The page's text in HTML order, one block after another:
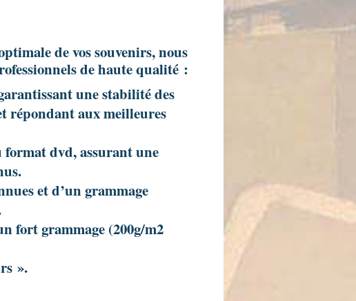
de vos souvenirs, nous
de haute qualité :
une stabilité des
répondant aux meilleures
dvd, assurant une
et d’un grammage
fort grammage (200g/m2
».